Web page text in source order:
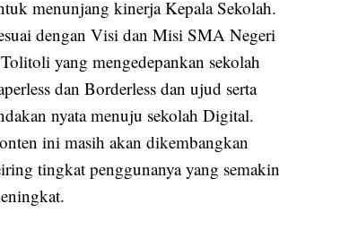
menunjang kinerja Kepala Sekolah.
dengan Visi dan Misi SMA Negeri
yang mengedepankan sekolah
dan Borderless dan ujud serta
nyata menuju sekolah Digital.
ini masih akan dikembangkan
tingkat penggunanya yang semakin